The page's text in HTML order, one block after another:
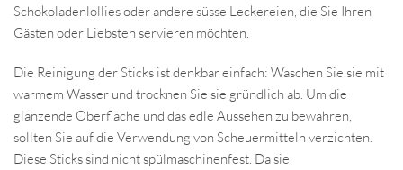
Schokoladenlollies oder andere süsse Leckereien, die Sie Ihren
Gästen oder Liebsten servieren möchten.
Die Reinigung der Sticks ist denkbar einfach: Waschen Sie sie mit
warmem Wasser und trocknen Sie sie gründlich ab. Um die
glänzende Oberfläche und das edle Aussehen zu bewahren,
sollten Sie auf die Verwendung von Scheuermitteln verzichten.
Diese Sticks sind nicht spülmaschinenfest. Da sie